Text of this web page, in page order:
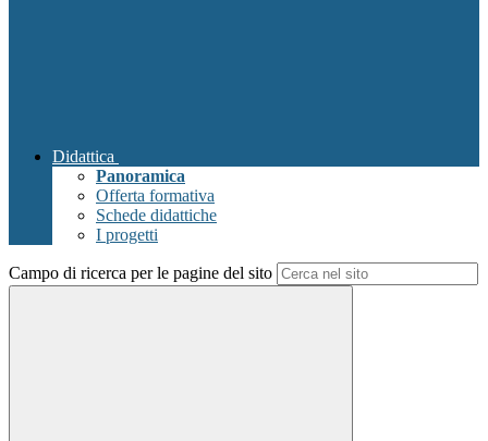
Didattica
Panoramica
Offerta formativa
Schede didattiche
I progetti
Campo di ricerca per le pagine del sito